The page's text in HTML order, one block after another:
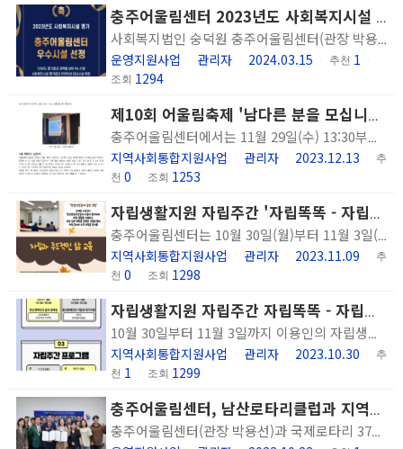
충주어울림센터 2023년도 사회복지시설 평가 결과 우수시설 선정
사회복지법인 숭덕원 충주어울림센터(관장 박용선)가 2023년도 사회복지시설 평가결과 우수시설로 최종 선정되었습니다. '23년도 평가결과 권역별 상위 5% 내외 112개소가 우수시설로 선정되었으며, 이중 정신재활시설은 총 9개소입니다. ▲시설 및 환경 ▲재정조직운영 ▲프로그램서비스 ▲이용자의 권리 ▲시설운영전반 5개 영역을 기준으로 ‘2020년～2023년’ 운영 전반에 대한 평가를 실시한 결과 5개 영역에서 모두 A를 받았습니다. 2011년, 2014년, 2017년, 2020년, 2023년에 이어 5회 연속 A등급 선정 쾌거를 이뤘으며, 2023년 사회복지시설 평가결과에서는 우수시설로 최종 선정되어 인센티브를 지급받게 되었습니다. 충주어울림센터는 앞으로도 이용인의 욕구에 맞는 정신건강서비스를 제공하기 위해 최선을 다하겠습니다. * 관련자료 : https://www.chungju.go.kr/www/selectBbsNttView.do?key=506&bbsNo=5&nttNo=291394&searchCtgry=&searchCnd=all&searchKrwd=&pageIndex=1&integrDeptCode=
운영지원사업 관리자 2024.03.15 추천 1
조회 1294
제10회 어울림축제 '남다른 분을 모십니다.' 진행
충주어울림센터에서는 11월 29일(수) 13:30부터 16:30까지 제10회 어울림축제 '남다른 분을 모십니다.'를 진행하였습니다. 축제에 참여해주신 가족분들과 유관기관의 이용인 및 직원분들게 감사드리며 정신장애인의 긍정적 정체성 형성과 지역사회 적응을 위해 지속적으로 노력하겠습니다.
지역사회통합지원사업 관리자 2023.12.13
추
천 0 조회 1253
자립생활지원 자립주간 '자립똑똑 - 자립에 한 걸음 다가가기' 운영 결과
충주어울림센터는 10월 30일(월)부터 11월 3일(금)까지 일주일 동안 이용인의 자립 의지를 향상 시키고 역량을 강화하기 위한 자립주간을 운영하였습니다. 자립주간 일정을 통해 정신장애인 당사자 및 전문 강사 강의, 당사자단체 문화예술활동 경험, 전체 이용인 '자립 이야기' 나누기를 진행하였습니다. 이번 자립주간에 참여한 이용인분들은 자립생활에 대해 자세히 알 수 있었고 자립생활이 필요하다는 것을 알 수 있었다고 하였습니다. 또한 자립을 위해 회복할 수 있도록 노력하며 저축, 직업 훈련을 시도해보겠다고 하였습니다. 앞으로도 이용인분들이 지역사회에서 건강하게 생활할 수 있도록 지원하고자 합니다.
지역사회통합지원사업 관리자 2023.11.09
추
천 0 조회 1298
자립생활지원 자립주간 자립똑똑 - 자립에 한 걸음 다가가기 운영
10월 30일부터 11월 3일까지 이용인의 자립생활 의지 향상 및 역량 강화를 위한 자립주간을 운영합니다. 정신장애인 당사자 및 전문 강사 강의, 문화예술활동, 나의 자립 이야기 일정으로 구성되어 있으며 전체 이용인을 대상으로 진행됩니다.
지역사회통합지원사업 관리자 2023.10.30
추
천 1 조회 1299
충주어울림센터, 남산로타리클럽과 지역사회 정신건강증진사업 수행을 위한 업무협약(MOU) 체결
충주어울림센터(관장 박용선)과 국제로타리 3740지구 7지역 충주남산로타리클럽(회장 김종석)이 10월 23일 상호 협력관계 증진을 위한 업무협약을 체결했습니다. 이번 협약은 더불어 함께하는 따뜻한 세상을 만들기 위한 봉사활동 등 지역사회 정신건강증진사업 수행을 통해 정신장애인이 충주지역 내에서 건강하고 행복하게 지낼 수 있도록 협력관계를 구축하기 위함을 목적으로 진행되었으며 그 일환으로 정신장애인 치유를 위한 ‘숲에서 만난 회복’프로그램 운영을 위한 후원금 200만원을 전달 받았습니다. 후원금은 10월과 11월 2회에 걸쳐 숲체험 프로그램 운영에 사용되며, 10월은 23일은 가평 국립유명산자연휴양림으로 다녀왔으며, 11월은 문경새재로 다녀올 예정입니다. 충주남산로타리클럽은 정신건강에 대한 관심이 많아지면서 정신장애인에 대한 편견을 줄이고 지역사회의 취약계층을 위해 관심을 갖고 상호 간 긍정적인 협력관계가 유지되기를 바란다는 뜻을 밝혔습니다. 충주어울림센터 박용선 관장은 “정신재활시설에 대한 관심과 나눔을 실천해 주신 충주남산로타리클럽에 감사드리며, 이번 협약으로 정신장애인이 더불어 살아가는 사회에 한발 더 나아갔다고 생각되며 정신재활서비스 지원에 보탬이 될 수 있도록 하겠다”는 감사 인사를 전했습니다.